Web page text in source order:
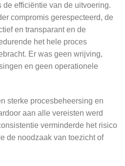
de efficiëntie van de uitvoering.
compromis gerespecteerd, de
en transparant en de
het hele proces
Er was geen wrijving,
en geen operationele
sterke procesbeheersing en
aan alle vereisten werd
verminderde het risico
de noodzaak van toezicht of